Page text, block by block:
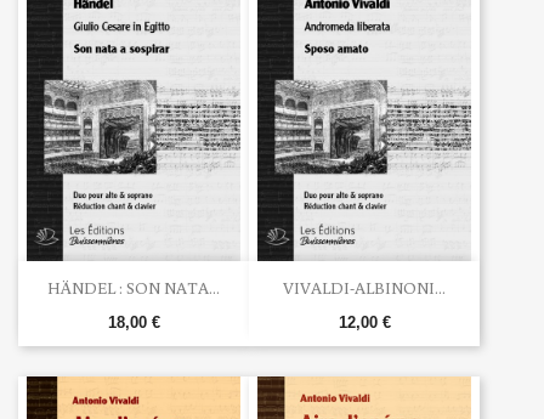
HÄNDEL : SON NATA...
18,00 €
VIVALDI-ALBINONI...
12,00 €